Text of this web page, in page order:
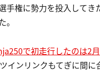
手権に勢力を投入して
で初走行したのは2月
インリンクもてぎに間